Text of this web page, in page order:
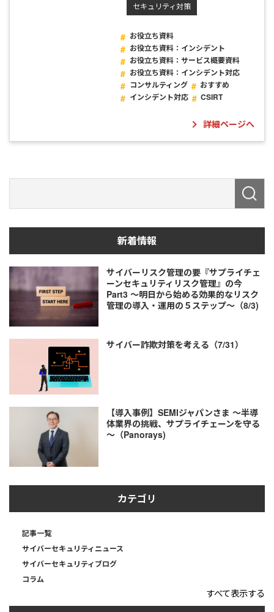
セキュリティ対策
お役立ち資料
お役立ち資料：インシデント
お役立ち資料：サービス概要資料
お役立ち資料：インシデント対応
コンサルティング
おすすめ
インシデント対応
CSIRT
詳細ページへ
新着情報
サイバーリスク管理の要『サプライチェ
ーンセキュリティリスク管理』の今
Part3 ～明日から始める効果的なリスク
管理の導入・運用の５ステップ～（8/3)
サイバー詐欺対策を考える（7/31）
【導入事例】SEMIジャパンさま ～半導
体業界の挑戦、サプライチェーンを守る
～（Panorays)
カテゴリ
記事一覧
サイバーセキュリティニュース
サイバーセキュリティブログ
コラム
すべて表示する